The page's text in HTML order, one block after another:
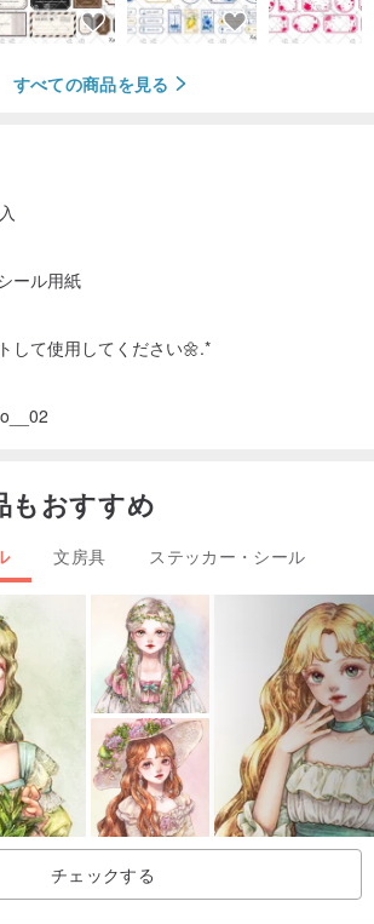
すべての商品を見る
ール用紙
して使用してください🌼.*
もおすすめ
文房具 ステッカー・シール
チェックする